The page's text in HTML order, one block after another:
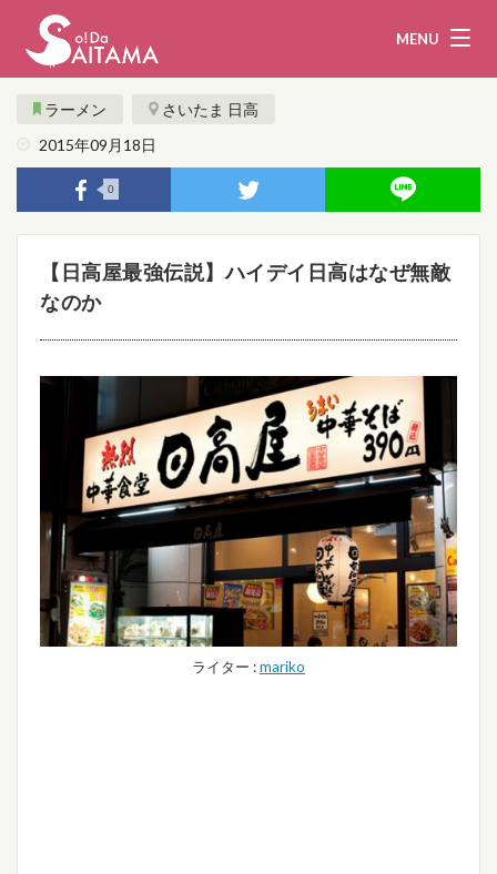
MENU
娯楽・観光
企業・団体 教育・医療
行政 まとめ！
地域から探す
募集！ お問い合わせ
運営団体 ライター
ラーメン
さいたま 日高
2015年09月18日
0
【日高屋最強伝説】ハイデイ日高はなぜ無敵
なのか
ライター :mariko